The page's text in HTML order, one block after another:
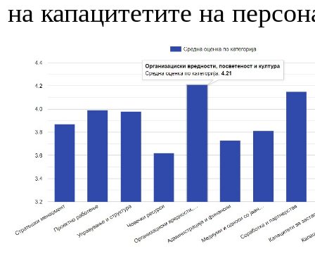
на капацитетите на